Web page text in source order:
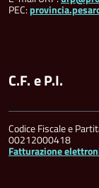
PEC:
C.F. e P.I.
Codice Fiscale e
00212000418
Fatturazione